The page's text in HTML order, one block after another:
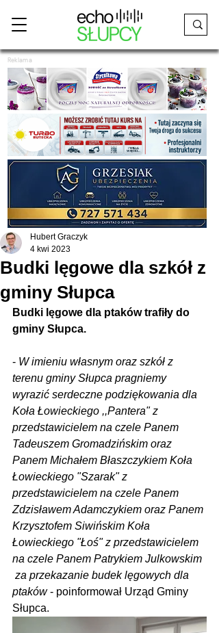
Reklama
Budki lęgowe dla szkół z
gminy Słupca
Hubert Graczyk
4 kwi 2023
Budki lęgowe dla ptaków trafiły do
gminy Słupca.
- W imieniu własnym oraz szkół z
terenu gminy Słupca pragniemy
wyrazić serdeczne podziękowania dla
Koła Łowieckiego ,,Pantera" z
przedstawicielem na czele Panem
Tadeuszem Gromadzińskim oraz
Panem Michałem Błaszczykiem Koła
Łowieckiego "Szarak" z
przedstawicielem na czele Panem
Zdzisławem Adamczykiem oraz Panem
Krzysztofem Siwińskim Koła
Łowieckiego "Łoś" z przedstawicielem
na czele Panem Patrykiem Julkowskim
za przekazanie budek lęgowych dla
ptaków - poinformował Urząd Gminy
Słupca.